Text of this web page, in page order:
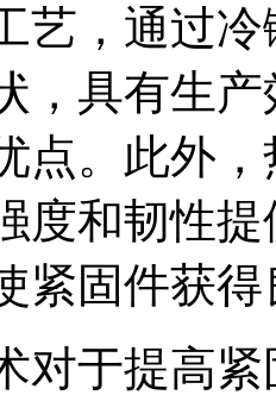
艺，通过
，具有生
点。此外
度和韧性
紧固件获
对于提高